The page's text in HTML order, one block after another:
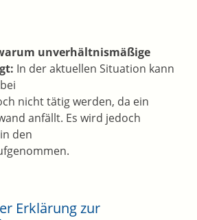
unverhältnismäßige
In der aktuellen Situation kann
nicht tätig werden, da ein
anfällt. Es wird jedoch
den
Erklärung zur